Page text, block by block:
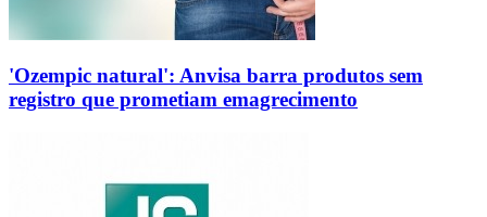
'Ozempic natural': Anvisa barra produtos sem
registro que prometiam emagrecimento